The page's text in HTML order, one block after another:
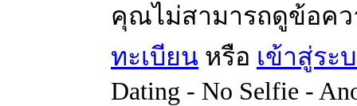
คุณไม่สามารถดูข้อค
ทะเบียน หรือ เข้าสู่ระ
Dating - No Selfie -